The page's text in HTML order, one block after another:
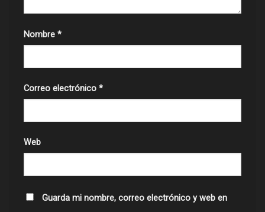
Nombre *
Correo electrónico *
Web
Guarda mi nombre, correo electrónico y web en